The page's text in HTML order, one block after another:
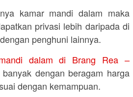
kamar mandi dalam maka
privasi lebih daripada di
penghuni lainnya.
dalam di Brang Rea –
dengan beragam harga
dengan kemampuan.